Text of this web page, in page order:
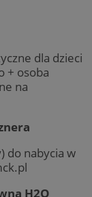
dla dzieci
+ osoba
na
do nabycia w
H2O